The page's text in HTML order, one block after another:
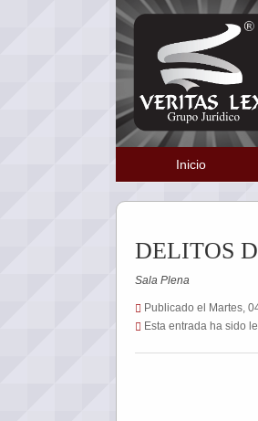
Inicio
DELITOS
Sala Plena
Publicado el Martes,
Esta entrada ha sido